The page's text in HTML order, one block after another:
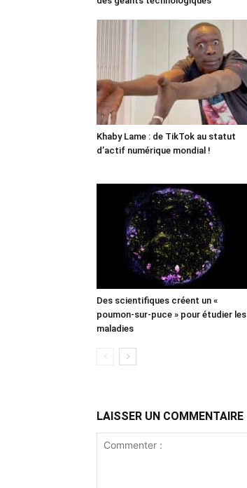
Khaby Lame : de TikTok au statut
d’actif numérique mondial !
Des scientifiques créent un «
poumon-sur-puce » pour étudier les
maladies
LAISSER UN COMMENTAIRE